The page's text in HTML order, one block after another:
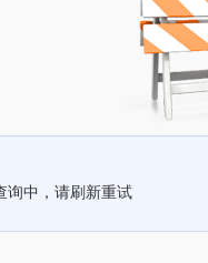
询中，请刷新重试